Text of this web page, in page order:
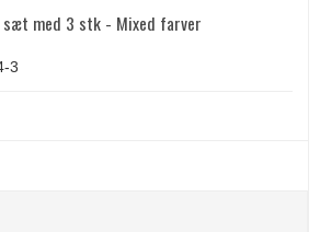
med 3 stk - Mixed farver
3